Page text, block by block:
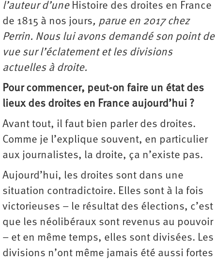
l’auteur d’uneHistoire des droites en France
de 1815 à nos jours, parue en 2017 chez
Perrin. Nous lui avons demandé son point de
vue sur l’éclatement et les divisions
actuelles à droite.
Pour commencer, peut-on faire un état des
lieux des droites en France aujourd’hui ?
Avant tout, il faut bien parler des droites.
Comme je l’explique souvent, en particulier
aux journalistes, la droite, ça n’existe pas.
Aujourd’hui, les droites sont dans une
situation contradictoire. Elles sont à la fois
victorieuses – le résultat des élections, c’est
que les néolibéraux sont revenus au pouvoir
– et en même temps, elles sont divisées. Les
divisions n’ont même jamais été aussi fortes